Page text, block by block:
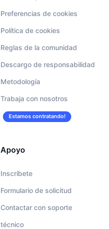
Preferencias de cookies
Política de cookies
Reglas de la comunidad
Descargo de responsabilidad
Metodología
Trabaja con nosotros
Estamos contratando!
Apoyo
Inscríbete
Formulario de solicitud
Contactar con soporte
técnico